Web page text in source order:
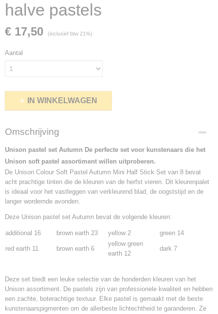
halve pastels
€ 17,50 (inclusief btw 21%)
Aantal
IN WINKELWAGEN
Omschrijving
Unison pastel set Autumn De perfecte set voor kunstenaars die het
Unison soft pastel assortiment willen uitproberen.
De Unison Colour Soft Pastel Autumn Mini Half Stick Set van 8 bevat
acht prachtige tinten die de kleuren van de herfst vieren. Dit kleurenpalet
is ideaal voor het vastleggen van verkleurend blad, de oogststijd en de
langer wordernde avonden.
Deze Unison pastel set Autumn bevat de volgende kleuren:
additional 16 brown earth 23 yellow 2 green 14
red earth 11 brown earth 6
yellow green
earth 12
dark 7
Deze set biedt een leuke selectie van de honderden kleuren van het
Unison assortiment. De pastels zijn van professionele kwaliteit en hebben
een zachte, boterachtige textuur. Elke pastel is gemaakt met de beste
kunstenaarspigmenten om de allerbeste lichtechtheid te garanderen. Ze